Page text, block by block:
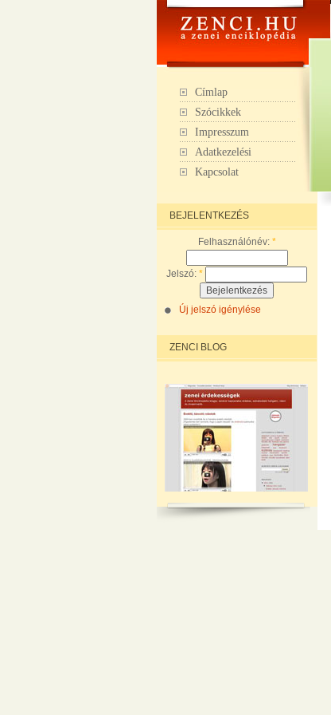
Címlap
Szócikkek
Impresszum
Adatkezelési
Kapcsolat
BEJELENTKEZÉS
Felhasználónév: *
Jelszó: *
Új jelszó igénylése
ZENCI BLOG